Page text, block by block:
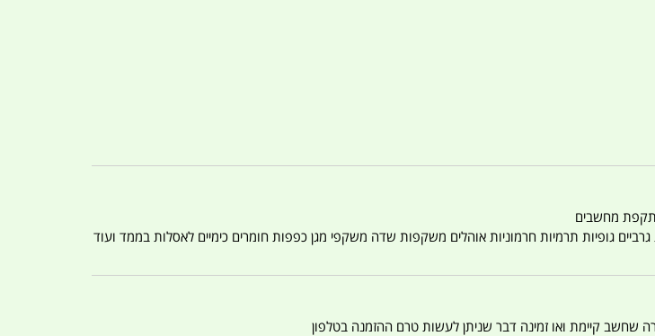
גופיות תרמיות חרמוניות אוהלים משקפות שדה משקפי מגן כפפות חומרים כימיים לאסלות בממד ועוד
שחשב קיימת ואו זמינה דבר שניתן לעשות טרם ההזמנה בטלפון